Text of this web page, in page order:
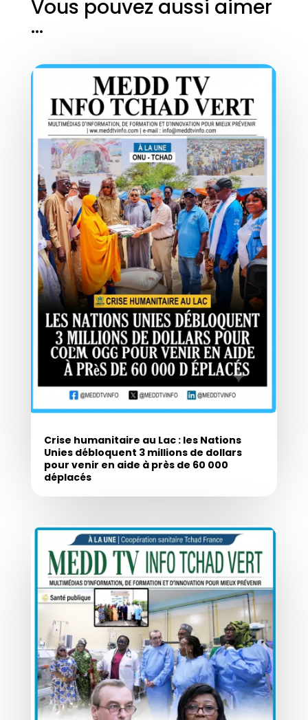
Vous pouvez aussi aimer
…
Crise humanitaire au Lac : les Nations
Unies débloquent 3 millions de dollars
pour venir en aide à près de 60 000
déplacés